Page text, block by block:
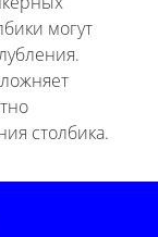
могут
столбика.